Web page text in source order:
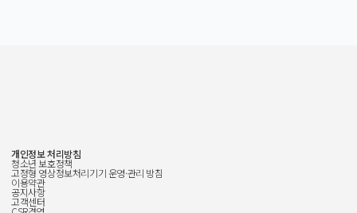
개인정보 처리방침
청소년 보호정책
고정형 영상정보처리기기 운영·관리 방침
이용약관
공지사항
고객센터